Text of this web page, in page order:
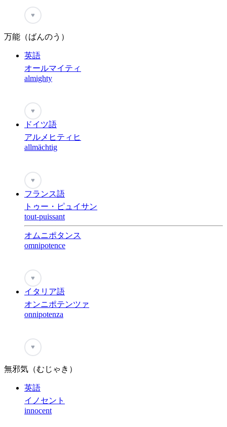
♥
万能（ばんのう）
英語
オールマイティ
almighty
♥
ドイツ語
アルメヒティヒ
allmächtig
♥
フランス語
トゥー・ピュイサン
tout-puissant
オムニポタンス
omnipotence
♥
イタリア語
オンニポテンツァ
onnipotenza
♥
無邪気（むじゃき）
英語
イノセント
innocent